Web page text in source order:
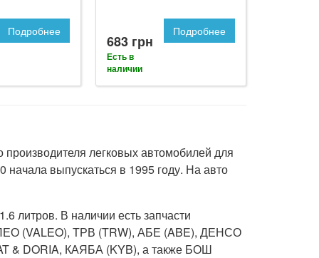
Подробнее
683 грн
Есть в
наличии
Подробнее
легковых автомобилей для
выпускаться в 1995 году. На авто
литров. В наличии есть запчасти
(VALEO), ТРВ (TRW), АБЕ (ABE), ДЕНСО
& DORIA, КАЯБА (KYB), а также БОШ